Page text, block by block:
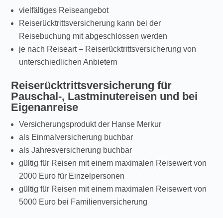
vielfältiges Reiseangebot
Reiserücktrittsversicherung kann bei der
Reisebuchung mit abgeschlossen werden
je nach Reiseart – Reiserücktrittsversicherung von
unterschiedlichen Anbietern
Reiserücktrittsversicherung für
Pauschal-, Lastminutereisen und bei
Eigenanreise
Versicherungsprodukt der Hanse Merkur
als Einmalversicherung buchbar
als Jahresversicherung buchbar
gültig für Reisen mit einem maximalen Reisewert von
2000 Euro für Einzelpersonen
gültig für Reisen mit einem maximalen Reisewert von
5000 Euro bei Familienversicherung